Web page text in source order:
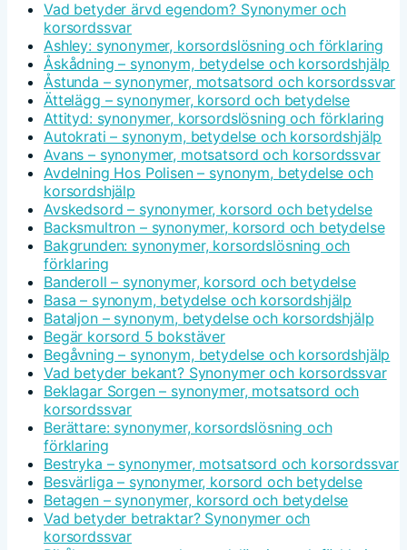
Vad betyder ärvd egendom? Synonymer och
korsordssvar
Ashley: synonymer, korsordslösning och förklaring
Åskådning – synonym, betydelse och korsordshjälp
Åstunda – synonymer, motsatsord och korsordssvar
Ättelägg – synonymer, korsord och betydelse
Attityd: synonymer, korsordslösning och förklaring
Autokrati – synonym, betydelse och korsordshjälp
Avans – synonymer, motsatsord och korsordssvar
Avdelning Hos Polisen – synonym, betydelse och
korsordshjälp
Avskedsord – synonymer, korsord och betydelse
Backsmultron – synonymer, korsord och betydelse
Bakgrunden: synonymer, korsordslösning och
förklaring
Banderoll – synonymer, korsord och betydelse
Basa – synonym, betydelse och korsordshjälp
Bataljon – synonym, betydelse och korsordshjälp
Begär korsord 5 bokstäver
Begåvning – synonym, betydelse och korsordshjälp
Vad betyder bekant? Synonymer och korsordssvar
Beklagar Sorgen – synonymer, motsatsord och
korsordssvar
Berättare: synonymer, korsordslösning och
förklaring
Bestryka – synonymer, motsatsord och korsordssvar
Besvärliga – synonymer, korsord och betydelse
Betagen – synonymer, korsord och betydelse
Vad betyder betraktar? Synonymer och
korsordssvar